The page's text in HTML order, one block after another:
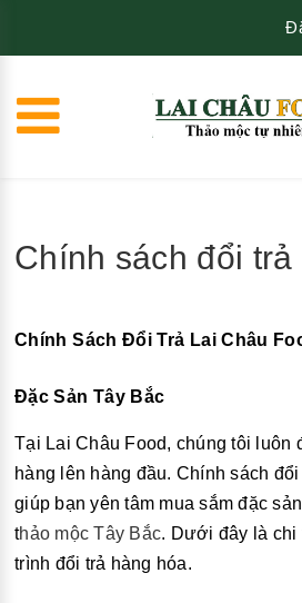
Chính sách đổi trả
Chính Sách Đổi Trả Lai Châu
Đặc Sản Tây Bắc
Tại Lai Châu Food, chúng tôi luôn
hàng lên hàng đầu. Chính sách
giúp bạn yên tâm mua sắm đặc
thảo mộc Tây Bắc. Dưới đây là chi
trình đổi trả hàng hóa.